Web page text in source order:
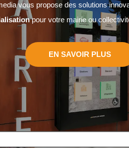
vous propose des solutions
pour votre mairie ou
EN SAVOIR PLUS